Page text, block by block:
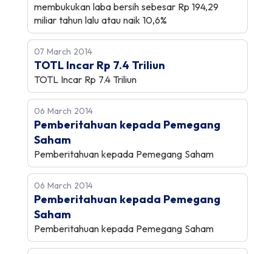
membukukan laba bersih sebesar Rp 194,29
miliar tahun lalu atau naik 10,6%
07 March 2014
TOTL Incar Rp 7.4 Triliun
TOTL Incar Rp 7.4 Triliun
06 March 2014
Pemberitahuan kepada Pemegang
Saham
Pemberitahuan kepada Pemegang Saham
06 March 2014
Pemberitahuan kepada Pemegang
Saham
Pemberitahuan kepada Pemegang Saham